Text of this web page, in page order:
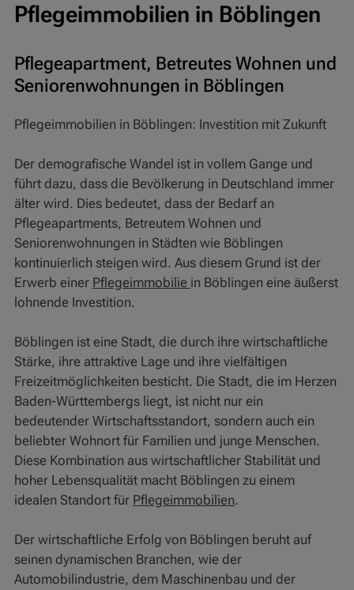
Pflegeimmobilien in Böblingen
Pflegeapartment, Betreutes Wohnen und
Seniorenwohnungen in Böblingen
Pflegeimmobilien in Böblingen: Investition mit Zukunft
Der demografische Wandel ist in vollem Gange und
führt dazu, dass die Bevölkerung in Deutschland immer
älter wird. Dies bedeutet, dass der Bedarf an
Pflegeapartments, Betreutem Wohnen und
Seniorenwohnungen in Städten wie Böblingen
kontinuierlich steigen wird. Aus diesem Grund ist der
Erwerb einer Pflegeimmobilie in Böblingen eine äußerst
lohnende Investition.
Böblingen ist eine Stadt, die durch ihre wirtschaftliche
Stärke, ihre attraktive Lage und ihre vielfältigen
Freizeitmöglichkeiten besticht. Die Stadt, die im Herzen
Baden-Württembergs liegt, ist nicht nur ein
bedeutender Wirtschaftsstandort, sondern auch ein
beliebter Wohnort für Familien und junge Menschen.
Diese Kombination aus wirtschaftlicher Stabilität und
hoher Lebensqualität macht Böblingen zu einem
idealen Standort für Pflegeimmobilien.
Der wirtschaftliche Erfolg von Böblingen beruht auf
seinen dynamischen Branchen, wie der
Automobilindustrie, dem Maschinenbau und der